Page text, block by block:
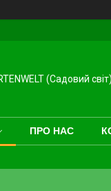
(Садовий світ)
ПРО НАС